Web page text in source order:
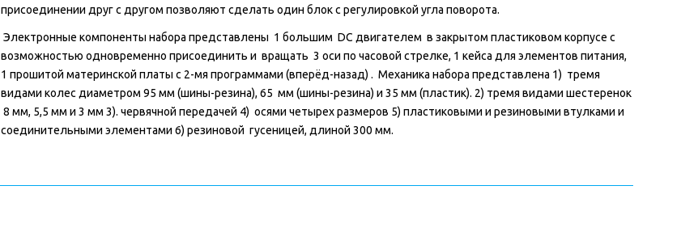
присоединении друг с другом позволяют сделать один блок с регулировкой угла поворота.
Электронные компоненты набора представлены 1 большим DC двигателем в закрытом пластиковом корпусе с
возможностью одновременно присоединить и вращать 3 оси по часовой стрелке, 1 кейса для элементов питания,
1 прошитой материнской платы с 2-мя программами (вперёд-назад) . Механика набора представлена 1) тремя
видами колес диаметром 95 мм (шины-резина), 65 мм (шины-резина) и 35 мм (пластик). 2) тремя видами шестеренок
8 мм, 5,5 мм и 3 мм 3). червячной передачей 4) осями четырех размеров 5) пластиковыми и резиновыми втулками и
соединительными элементами 6) резиновой гусеницей, длиной 300 мм.